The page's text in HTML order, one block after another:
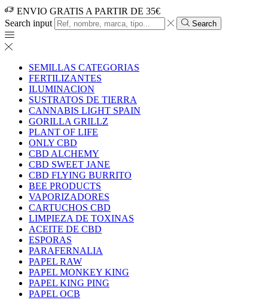
ENVIO GRATIS A PARTIR DE 35€
Search input
Search
SEMILLAS CATEGORIAS
FERTILIZANTES
ILUMINACION
SUSTRATOS DE TIERRA
CANNABIS LIGHT SPAIN
GORILLA GRILLZ
PLANT OF LIFE
ONLY CBD
CBD ALCHEMY
CBD SWEET JANE
CBD FLYING BURRITO
BEE PRODUCTS
VAPORIZADORES
CARTUCHOS CBD
LIMPIEZA DE TOXINAS
ACEITE DE CBD
ESPORAS
PARAFERNALIA
PAPEL RAW
PAPEL MONKEY KING
PAPEL KING PING
PAPEL OCB